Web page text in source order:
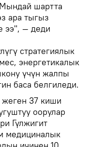
шартта
ара тыгыз
ээ", — деди
стратегиялык
энергетикалык
үчүн жалпы
баса белгиледи.
жеген 37 киши
оорулар
Гүлжигит
медициналык